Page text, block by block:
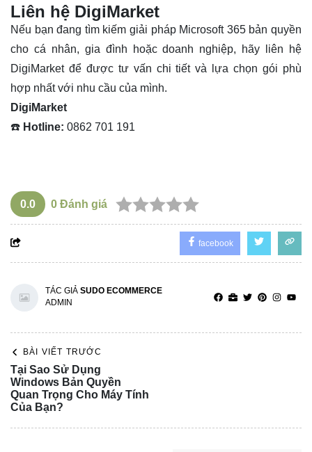
Liên hệ DigiMarket
Nếu bạn đang tìm kiếm giải pháp Microsoft 365 bản quyền
cho cá nhân, gia đình hoặc doanh nghiệp, hãy liên hệ
DigiMarket để được tư vấn chi tiết và lựa chọn gói phù
hợp nhất với nhu cầu của mình.
DigiMarket
☎️ Hotline: 0862 701 191
0.0 0 Đánh giá
facebook
TÁC GIẢ SUDO ECOMMERCE
ADMIN
BÀI VIẾT TRƯỚC
Tại Sao Sử Dụng
Windows Bản Quyền
Quan Trọng Cho Máy Tính
Của Bạn?